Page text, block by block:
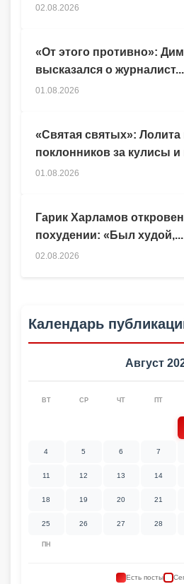
Гарик Харламов
похудении: «Был худой,...
02.08.2026
02.08.2026
«От этого противно»:
высказался о журналист...
01.08.2026
«Святая святых»: Лолита
поклонников за кулисы и
01.08.2026
Календарь
Август
ПН
ВТ СР ЧТ ПТ
4 5 6 7
11 12 13 14
18 19 20 21
25 26 27 28
Есть посты